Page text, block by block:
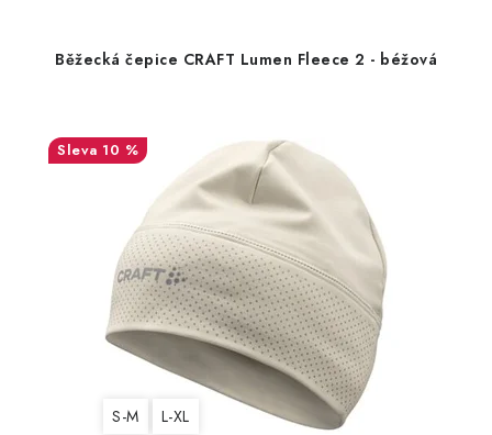
Běžecká čepice CRAFT Lumen Fleece 2 - béžová
10 %
S-M L-XL